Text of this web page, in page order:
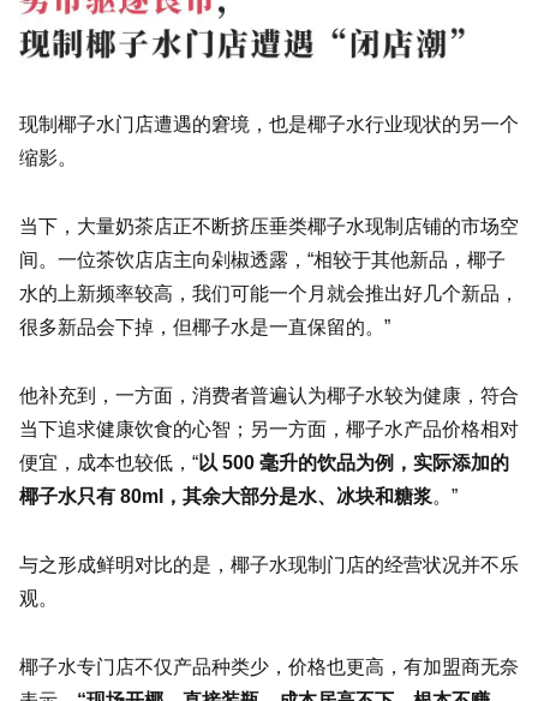
现制椰子水门店遭遇的窘境，也是椰子水行业现状的另一个
缩影。
当下，大量奶茶店正不断挤压垂类椰子水现制店铺的市场空
间。一位茶饮店店主向剁椒透露，“相较于其他新品，椰子
水的上新频率较高，我们可能一个月就会推出好几个新品，
很多新品会下掉，但椰子水是一直保留的。”
他补充到，一方面，消费者普遍认为椰子水较为健康，符合
当下追求健康饮食的心智；另一方面，椰子水产品价格相对
便宜，成本也较低，“以 500 毫升的饮品为例，实际添加的
椰子水只有 80ml，其余大部分是水、冰块和糖浆。”
与之形成鲜明对比的是，椰子水现制门店的经营状况并不乐
观。
椰子水专门店不仅产品种类少，价格也更高，有加盟商无奈